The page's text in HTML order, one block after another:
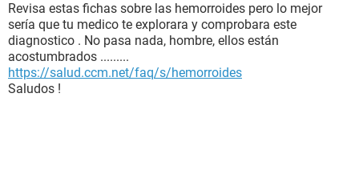
Revisa estas fichas sobre las hemorroides pero lo mejor
sería que tu medico te explorara y comprobara este
diagnostico . No pasa nada, hombre, ellos están
acostumbrados .........
https://salud.ccm.net/faq/s/hemorroides
Saludos !